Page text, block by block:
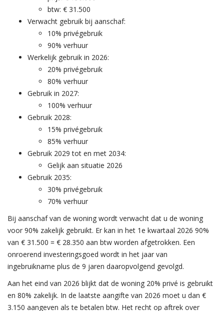
btw: € 31.500
Verwacht gebruik bij aanschaf:
10% privégebruik
90% verhuur
Werkelijk gebruik in 2026:
20% privégebruik
80% verhuur
Gebruik in 2027:
100% verhuur
Gebruik 2028:
15% privégebruik
85% verhuur
Gebruik 2029 tot en met 2034:
Gelijk aan situatie 2026
Gebruik 2035:
30% privégebruik
70% verhuur
Bij aanschaf van de woning wordt verwacht dat u de woning
voor 90% zakelijk gebruikt. Er kan in het 1e kwartaal 2026 90%
van € 31.500 = € 28.350 aan btw worden afgetrokken. Een
onroerend investeringsgoed wordt in het jaar van
ingebruikname plus de 9 jaren daaropvolgend gevolgd.
Aan het eind van 2026 blijkt dat de woning 20% privé is gebruikt
en 80% zakelijk. In de laatste aangifte van 2026 moet u dan €
3.150 aangeven als te betalen btw. Het recht op aftrek over